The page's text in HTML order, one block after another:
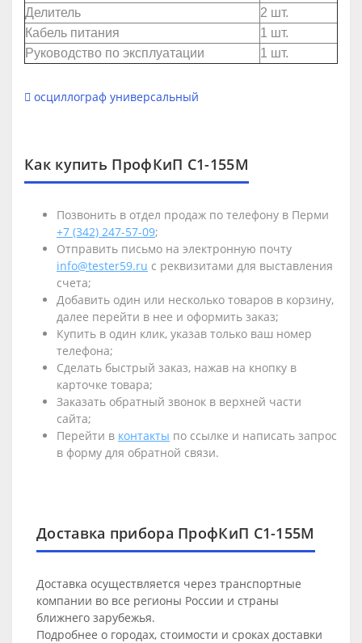
Делитель
2 шт.
Кабель питания
1 шт.
Руководство по эксплуатации
1 шт.
осциллограф универсальный
Как купить ПрофКиП С1-155М
Позвонить в отдел продаж по телефону в Перми
+7 (342) 247-57-09;
Отправить письмо на электронную почту
info@tester59.ru с реквизитами для выставления
счета;
Добавить один или несколько товаров в корзину,
далее перейти в нее и оформить заказ;
Купить в один клик, указав только ваш номер
телефона;
Сделать быстрый заказ, нажав на кнопку в
карточке товара;
Заказать обратный звонок в верхней части
сайта;
Перейти в контакты по ссылке и написать запрос
в форму для обратной связи.
Доставка прибора ПрофКиП С1-155М
Доставка осуществляется через транспортные
компании во все регионы России и страны
ближнего зарубежья.
Подробнее о городах, стоимости и сроках доставки